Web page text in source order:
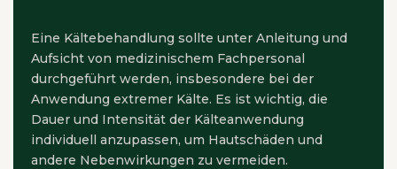
Eine Kältebehandlung sollte unter Anleitung und
Aufsicht von medizinischem Fachpersonal
durchgeführt werden, insbesondere bei der
Anwendung extremer Kälte. Es ist wichtig, die
Dauer und Intensität der Kälteanwendung
individuell anzupassen, um Hautschäden und
andere Nebenwirkungen zu vermeiden.